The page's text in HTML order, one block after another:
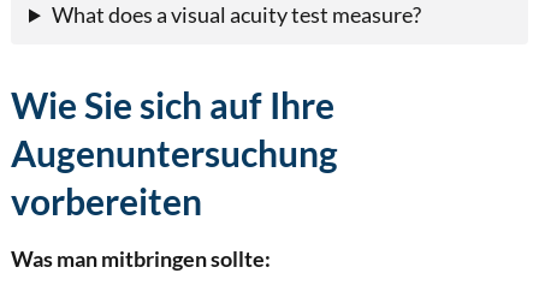
What does a visual acuity test measure?
Wie Sie sich auf Ihre
Augenuntersuchung
vorbereiten
Was man mitbringen sollte: